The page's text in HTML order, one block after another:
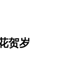
贺岁